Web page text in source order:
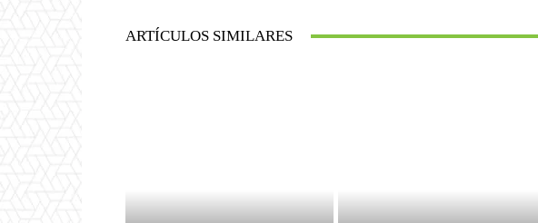
ARTÍCULOS SIMILARES